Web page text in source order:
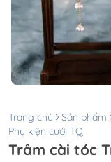
Trang chủ Sản phẩm
Phụ kiện cưới TQ
Trâm cài tóc